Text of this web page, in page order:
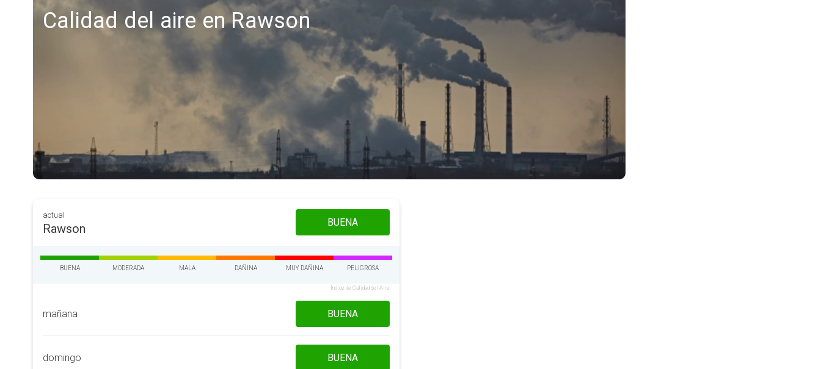
Calidad del aire en Rawson
actual
Rawson BUENA
BUENA MODERADA MALA DAÑINA MUY DAÑINA PELIGROSA
Índice de Calidad del Aire
mañana BUENA
domingo BUENA